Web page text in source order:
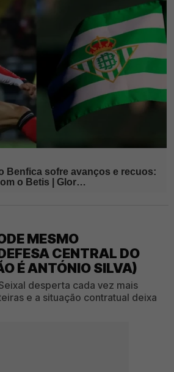
MESMO
CENTRAL DO
É ANTÓNIO SILVA)
desperta cada vez mais
e a situação contratual deixa